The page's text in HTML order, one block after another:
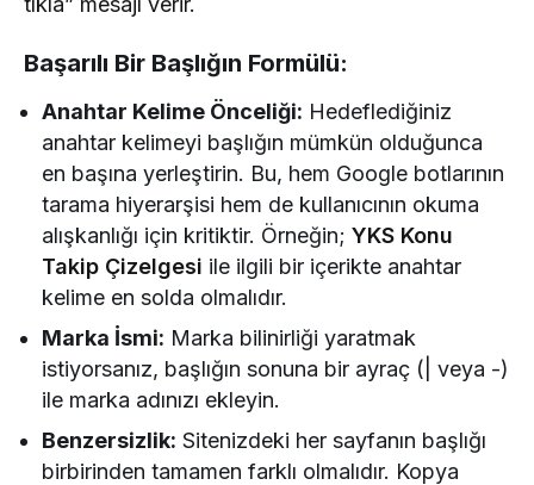
Başarılı Bir Başlığın Formülü:
Anahtar Kelime Önceliği: Hedeflediğiniz
anahtar kelimeyi başlığın mümkün olduğunca
en başına yerleştirin. Bu, hem Google botlarının
tarama hiyerarşisi hem de kullanıcının okuma
alışkanlığı için kritiktir. Örneğin;YKS Konu
Takip Çizelgesi ile ilgili bir içerikte anahtar
kelime en solda olmalıdır.
Marka İsmi: Marka bilinirliği yaratmak
istiyorsanız, başlığın sonuna bir ayraç (| veya -)
ile marka adınızı ekleyin.
Benzersizlik: Sitenizdeki her sayfanın başlığı
birbirinden tamamen farklı olmalıdır. Kopya